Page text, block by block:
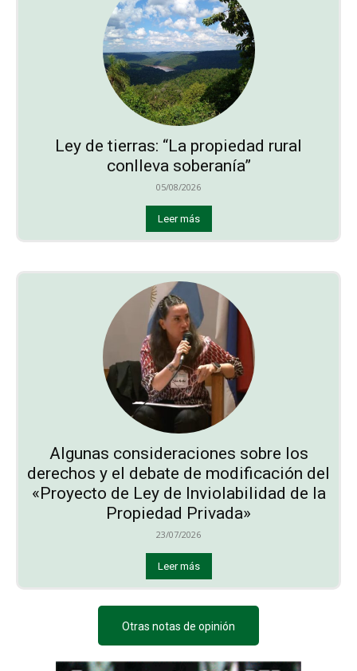
Ley de tierras: “La propiedad rural
conlleva soberanía”
05/08/2026
Leer más
Algunas consideraciones sobre los
derechos y el debate de modificación del
«Proyecto de Ley de Inviolabilidad de la
Propiedad Privada»
23/07/2026
Leer más
Otras notas de opinión